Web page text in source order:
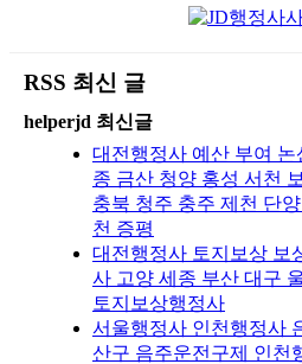
RSS 최신 글
helperjd 최신글
대전행정사 예산 부여 논
종 금산 청양 홍성 서천
충북 청주 충주 제천 단
천 증평
대전행정사 토지보상 보
사 고양 세종 부산 대구
토지보상행정사
서울행정사 인천행정사
산구 음주운전구제 인천